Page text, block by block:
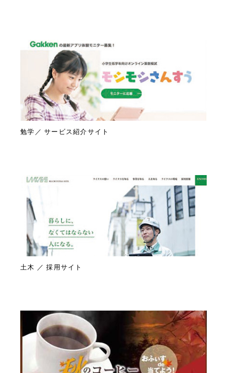
勉学／ サービス紹介サイト
土木 ／ 採用サイト